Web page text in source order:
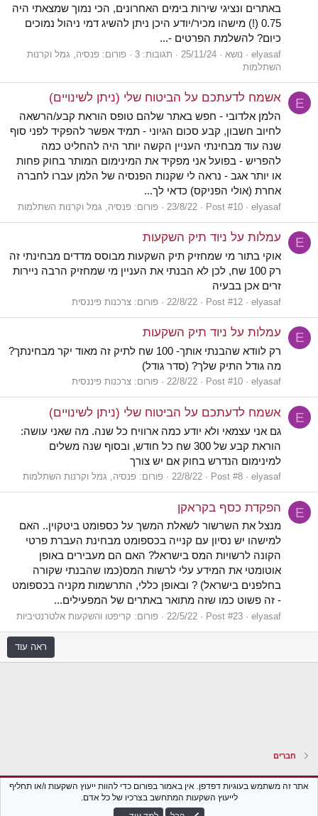
באתרים ונציגי שירות בימים האחרונים, הכי נמוך שמצאתי היה
0.75 (!) מישהו מכיר/יודע היכן ניתן להשיג דמי ניהול נמוכים
כיום? להשלמת הפרטים -...
elyasaf נושא 25/11/24 תגובות: 3 פורום: פנסיה, גמל וקרנות
השתלמות
E אשמח לדעתכם על הביטוח שלי (ניתן לשינויים)
הלמן אלדובי - חפש באתר שלהם טופס הוראת קבע/הרשאה
לחיוב חשבון, קבע סכום הגיוני - תמיד אפשר להפקיד לפני סוף
שנה עוד מבחינתי העניין הקשה יותר היה להחליט כמה
להפריש - בפועל אני מפקיד את המינימום המותר בחוק פחות
או יותר אגב - נראה לי שקנות הפנסיה של הלמן עברו לחברה
אחרת (אולי הפניקס) כדאי לך...
elyasaf
Post #10
23/8/22 פורום: פנסיה, גמל וקרנות השתלמות
E עמלות על ניוד תיק השקעות
אוקי בתור מי שמחזיק תיק השקעות מבוסס מדדים מבחינתי זה
רק 100 שח, לכן לא הבנתי את העניין מי שמחזיק הרבה ניירות
זרים אכן בבעיה
elyasaf
Post #12
22/8/22 פורום: צרכנות פיננסית
E עמלות על ניוד תיק השקעות
רק לוודא שהבנתי אותך- 100 שח לתיק זה מאוד יקר מבחינתך?
מה גודל התיק שלך? (סדר גודל)
elyasaf
Post #10
22/8/22 פורום: צרכנות פיננסית
E אשמח לדעתכם על הביטוח שלי (ניתן לשינויים)
גם אני עצמאי ולא יודע כמה ארוויח כל שנה. מה שאני עושה:
הוראת קבע של 300 שח כל חודש, ובסוף שנה משלים
למינימום הנדרש בחוק אם יש צורך
elyasaf
Post #8
22/8/22 פורום: פנסיה, גמל וקרנות השתלמות
E הפקדת כסף בקראקן
מנצל את השרשור לשאלת המשך על כספומט ביטקוין.. האם
למישהו יש נסיון עם קנייה בכספומט מבחינת העברת פרטי
הקונה לרשויות המס בישראל? האם הם מעבירים באופן
אוטומטי את המידע עלי לרשות המס(כמו שהבנתי שקורה
בחלפנים בישראל) ? ובאופן כללי, התרשמות מקניה בכספומט
- זה פשוט כמו שזה מתואר באתרים של המפעילים...
elyasaf
Post #23
22/5/22 פורום: קריפטו והשקעות אלטרנטיביות
ראה עוד
חברים
Xenforo Classic
עברית (he_IL)
תקנון הפורום מדיניות פרטיות
אתר זה משתמש בעוגיות דפדפן. אין באמור בפורום כדי להוות ייעוץ השקעות ו/או תחליף
לייעוץ השקעות המתחשב בצרכיו של כל אדם.